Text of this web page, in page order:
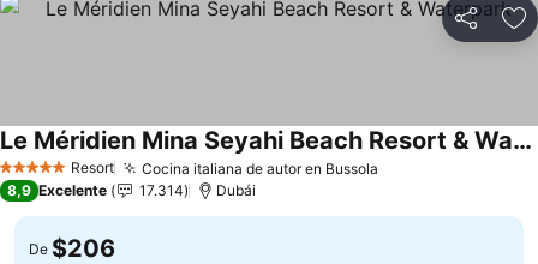
Compartir
5 Estrellas Resort Cocina italiana de autor en Bussola
Le Méridien Mina Seyahi Beach Resort & Waterpark
Ver precios
8,9 Excelente 17.314 Dubái
De $206